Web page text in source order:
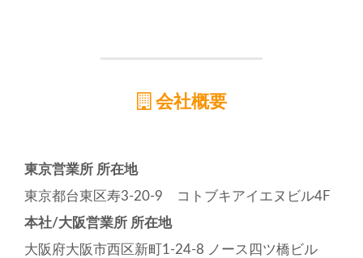
会社概要
東京営業所 所在地
東京都台東区寿3-20-9 コトブキアイエヌビル4F
本社/大阪営業所 所在地
大阪府大阪市西区新町1-24-8 ノース四ツ橋ビル